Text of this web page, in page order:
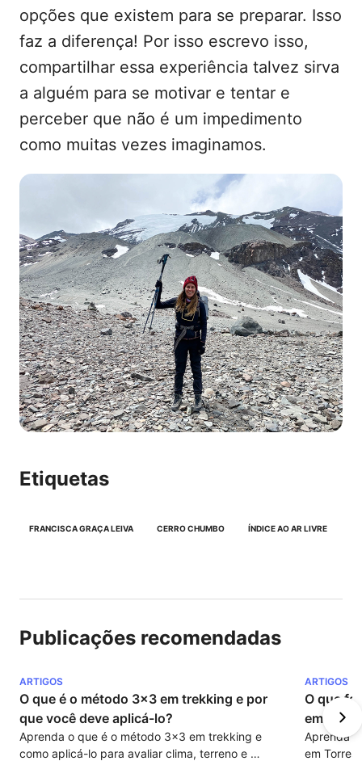
opções que existem para se preparar. Isso
faz a diferença! Por isso escrevo isso,
compartilhar essa experiência talvez sirva
a alguém para se motivar e tentar e
perceber que não é um impedimento
como muitas vezes imaginamos.
Etiquetas
FRANCISCA GRAÇA LEIVA CERRO CHUMBO ÍNDICE AO AR LIVRE
Publicações recomendadas
ARTIGOS
O que é o método 3x3 em trekking e por
que você deve aplicá-lo?
Aprenda o que é o método 3x3 em trekking e
como aplicá-lo para avaliar clima, terreno e
ARTIGOS
O que
em
Aprenda
em